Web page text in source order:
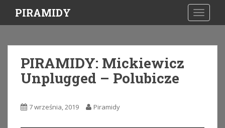
i
PIRAMIDY
PIRAMIDY: Mickiewicz
Unplugged – Polubicze
7 września, 2019 Piramidy